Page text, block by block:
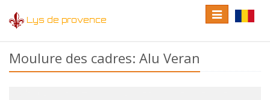
Lys de provence
language
Toggle
navigation
Moulure des cadres: Alu Veran